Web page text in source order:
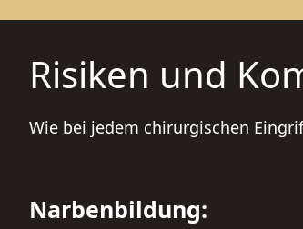
Risiken und
Wie bei jedem chirurgischen
Narbenbildung: